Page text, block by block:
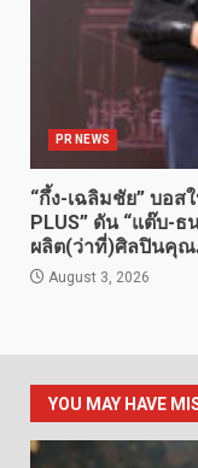
PR NEWS
“กึ้ง-เฉลิมชัย” บอส
PLUS” ดัน “แต๊บ-ธ
ผลิต(ว่าที่)ศิลปินคุ
August 3, 2026
YOU MAY HAVE